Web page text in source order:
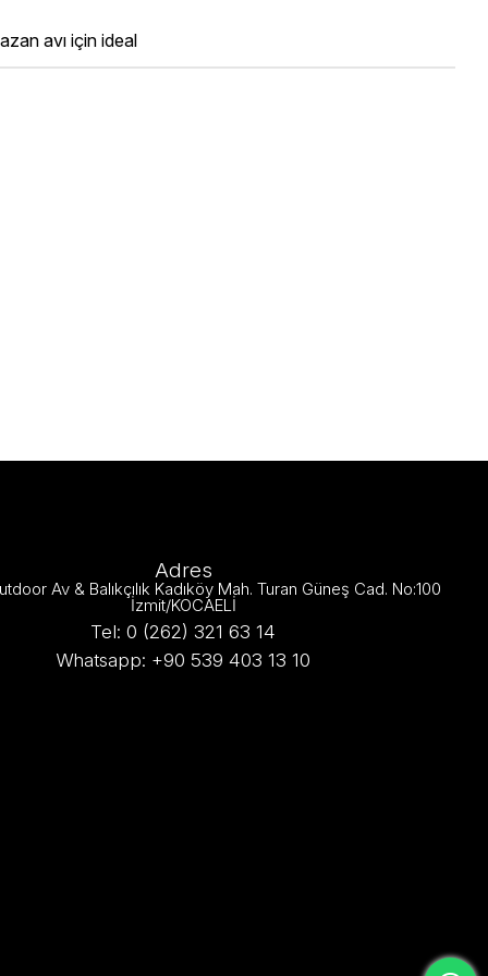
avı için ideal
Adres
Av & Balıkçılık Kadıköy Mah. Turan Güneş Cad. No:100
İzmit/KOCAELİ
Tel: 0 (262) 321 63 14
Whatsapp: +90 539 403 13 10